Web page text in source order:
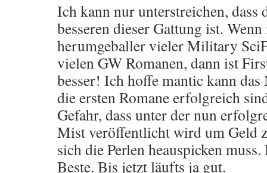
Ich kann nur unterstreichen, dass
besseren dieser Gattung ist.
herumgeballer vieler Military
vielen GW Romanen, dann ist
besser! Ich hoffe mantic kann
die ersten Romane erfolgreich
Gefahr, dass unter der nun
Mist veröffentlicht wird um Geld
sich die Perlen heauspicken
Beste. Bis jetzt läufts ja gut.